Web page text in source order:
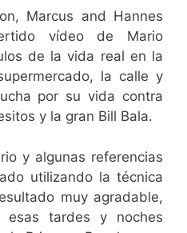
Marcus and Hannes
vídeo de Mario
de la vida real en la
la calle y
por su vida contra
y la gran Bill Bala.
y algunas referencias
utilizando la técnica
muy agradable,
esas tardes y noches